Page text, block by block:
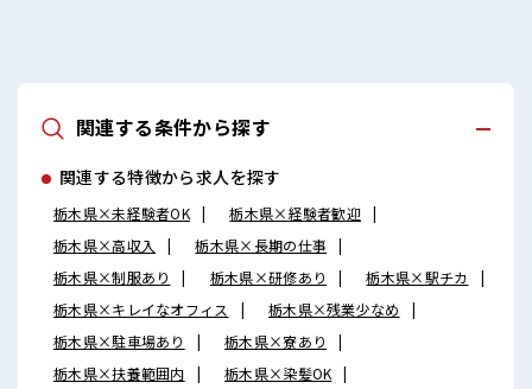
関連する条件から探す
関連する特徴から求人を探す
栃木県×未経験者OK
栃木県×経験者歓迎
栃木県×高収入
栃木県×長期の仕事
栃木県×制服あり
栃木県×研修あり
栃木県×駅チカ
栃木県×キレイなオフィス
栃木県×残業少なめ
栃木県×駐車場あり
栃木県×寮あり
栃木県×扶養範囲内
栃木県×染髪OK